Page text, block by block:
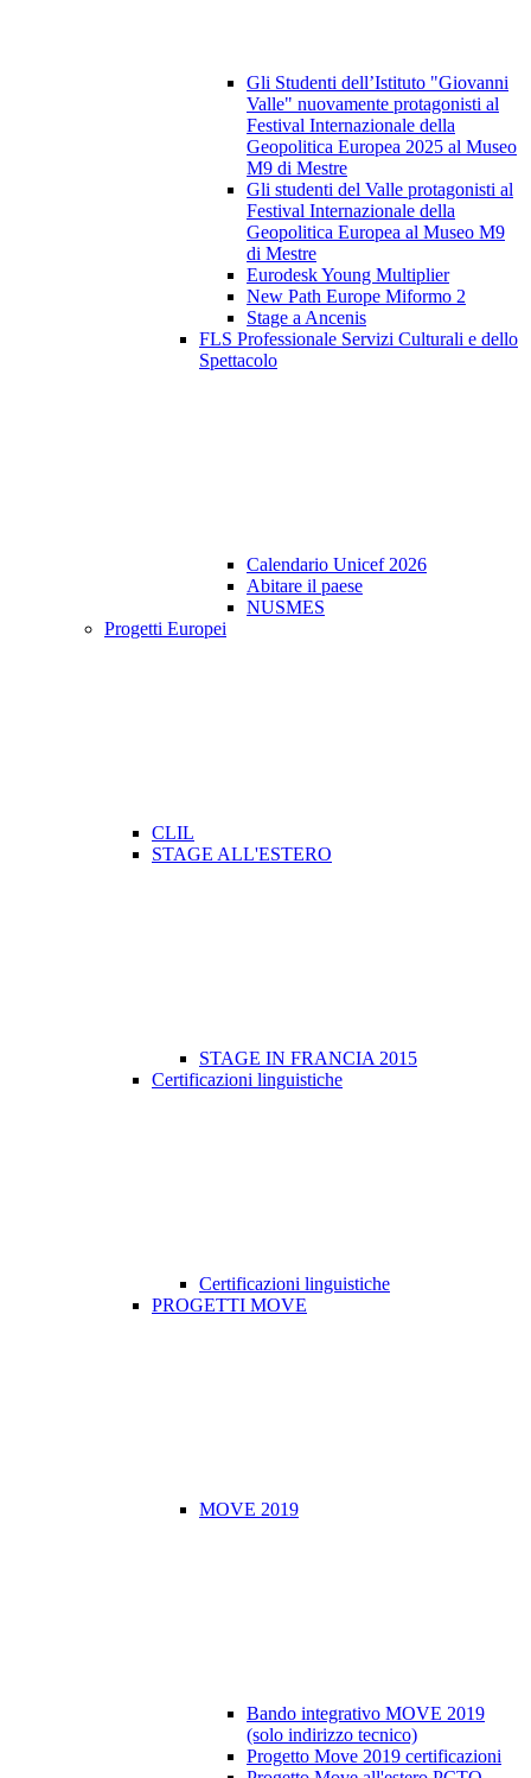
Gli Studenti dell’Istituto "Giovanni
Valle" nuovamente protagonisti al
Festival Internazionale della
Geopolitica Europea 2025 al Museo
M9 di Mestre
Gli studenti del Valle protagonisti al
Festival Internazionale della
Geopolitica Europea al Museo M9
di Mestre
Eurodesk Young Multiplier
New Path Europe Miformo 2
Stage a Ancenis
FLS Professionale Servizi Culturali e dello
Spettacolo
Calendario Unicef 2026
Abitare il paese
NUSMES
Progetti Europei
CLIL
STAGE ALL'ESTERO
STAGE IN FRANCIA 2015
Certificazioni linguistiche
Certificazioni linguistiche
PROGETTI MOVE
MOVE 2019
Bando integrativo MOVE 2019
(solo indirizzo tecnico)
Progetto Move 2019 certificazioni